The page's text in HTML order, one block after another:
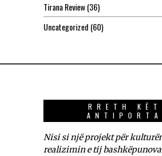
Tirana Review(36)
Uncategorized (60)
RRETH
Nisi si një projekt për
realizimin e tij bashkëpunova